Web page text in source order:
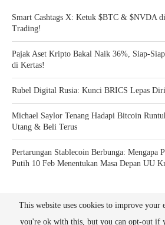
Smart Cashtags X: Ketuk $BTC & $NVDA
Trading!
Pajak Aset Kripto Bakal Naik 36%, Siap-
di Kertas!
Rubel Digital Rusia: Kunci BRICS Lepas
Michael Saylor Tenang Hadapi Bitcoin
Utang & Beli Terus
Pertarungan Stablecoin Berbunga: Mengapa
Putih 10 Feb Menentukan Masa Depan UU
This website uses cookies to improve your
you're ok with this, but you can opt-out if